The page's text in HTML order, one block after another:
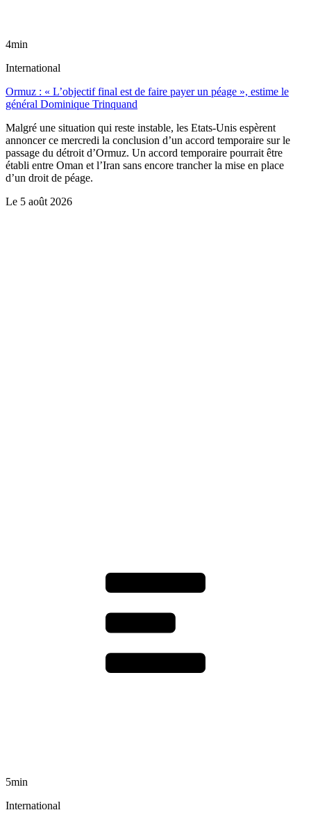
4min
International
Ormuz : « L’objectif final est de faire payer un péage », estime le
général Dominique Trinquand
Malgré une situation qui reste instable, les Etats-Unis espèrent
annoncer ce mercredi la conclusion d’un accord temporaire sur le
passage du détroit d’Ormuz. Un accord temporaire pourrait être
établi entre Oman et l’Iran sans encore trancher la mise en place
d’un droit de péage.
Le 5 août 2026
5min
International